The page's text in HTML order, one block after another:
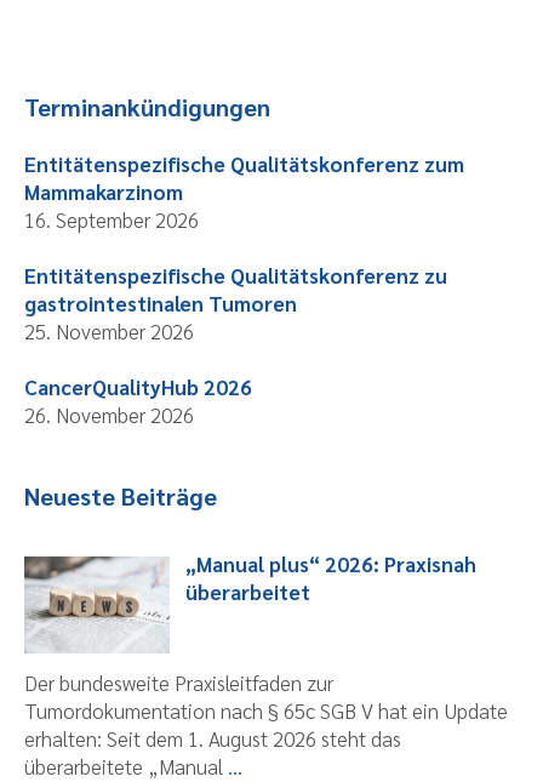
Terminankündigungen
Entitätenspezifische Qualitätskonferenz zum
Mammakarzinom
16. September 2026
Entitätenspezifische Qualitätskonferenz zu
gastrointestinalen Tumoren
25. November 2026
CancerQualityHub 2026
26. November 2026
Neueste Beiträge
„Manual plus“ 2026: Praxisnah
überarbeitet
Der bundesweite Praxisleitfaden zur
Tumordokumentation nach § 65c SGB V hat ein Update
erhalten: Seit dem 1. August 2026 steht das
überarbeitete „Manual ...